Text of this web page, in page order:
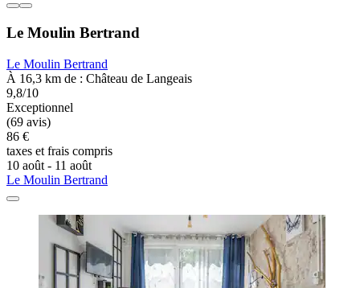
Le Moulin Bertrand
Le Moulin Bertrand
À 16,3 km de : Château de Langeais
9,8/10
Exceptionnel
(69 avis)
86 €
taxes et frais compris
10 août - 11 août
Le Moulin Bertrand